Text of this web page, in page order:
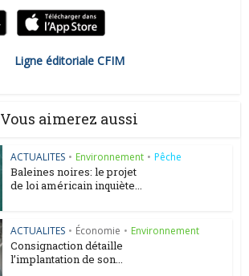
Ligne éditoriale CFIM
Vous aimerez aussi
ACTUALITES • Environnement • Pêche
Baleines noires: le projet
de loi américain inquiète...
ACTUALITES • Économie • Environnement
Consignaction détaille
l’implantation de son...